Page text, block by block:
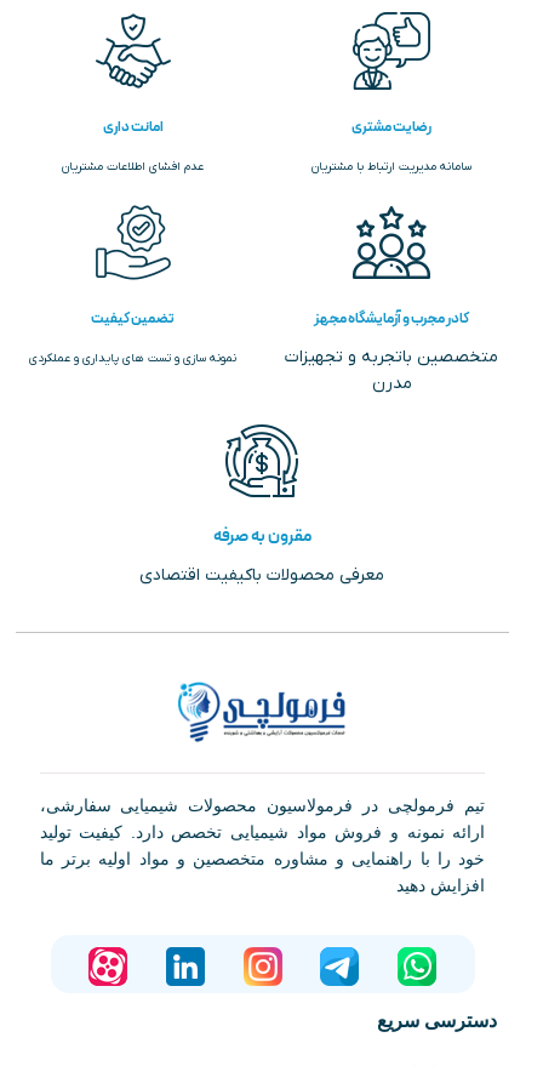
رضایت مشتری
سامانه مدیریت ارتباط با مشتریان
امانت داری
عدم افشای اطلاعات مشتریان
کادر مجرب و آزمایشگاه مجهز
متخصصین باتجربه و تجهیزات
مدرن
تضمین کیفیت
نمونه سازی و تست های پایداری و عملکردی
مقرون به صرفه
معرفی محصولات باکیفیت اقتصادی
تیم فرمولچی در فرمولاسیون محصولات شیمیایی سفارشی،
ارائه نمونه و فروش مواد شیمیایی تخصص دارد. کیفیت تولید
خود را با راهنمایی و مشاوره متخصصین و مواد اولیه برتر ما
افزایش دهید
دسترسی سریع